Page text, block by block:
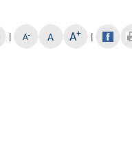
| A- A A+ |